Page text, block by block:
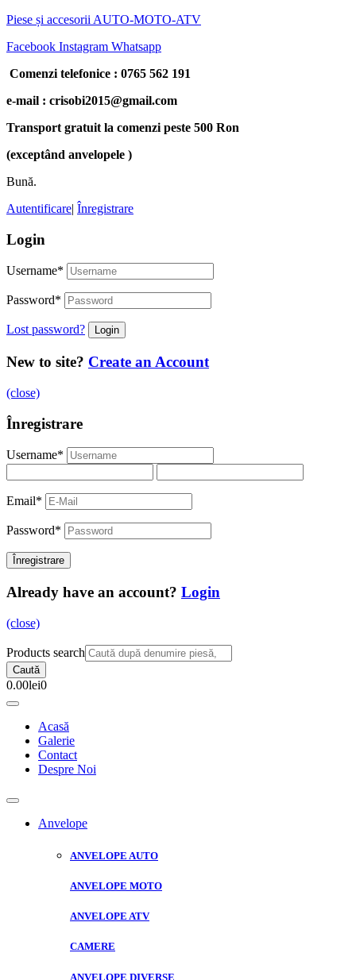
Piese și accesorii AUTO-MOTO-ATV
Facebook Instagram Whatsapp
Comenzi telefonice : 0765 562 191
e-mail : crisobi2015@gmail.com
Transport gratuit la comenzi peste 500 Ron
(exceptând anvelopele )
Bună.
Autentificare| Înregistrare
Login
Username*
Password*
Lost password?
New to site? Create an Account
(close)
Înregistrare
Username*
Email*
Password*
Already have an account? Login
(close)
Products search
Caută
0.00lei0
Acasă
Galerie
Contact
Despre Noi
Anvelope
ANVELOPE AUTO
ANVELOPE MOTO
ANVELOPE ATV
CAMERE
ANVELOPE DIVERSE